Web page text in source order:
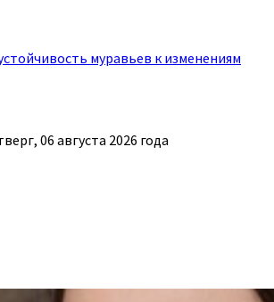
муравьев к изменениям
06 августа 2026 года